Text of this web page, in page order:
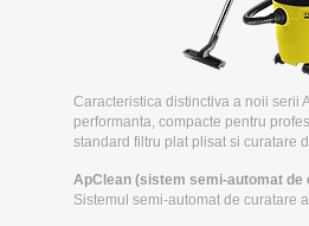
Caracteristica distinctiva a noii serii
performanta, compacte pentru
standard filtru plat plisat si curatare
ApClean (sistem semi-automat
Sistemul semi-automat de curatare